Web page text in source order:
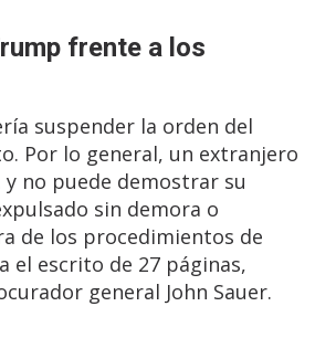
frente a los
suspender la orden del
Por lo general, un extranjero
y no puede demostrar su
sin demora o
de los procedimientos de
el escrito de 27 páginas,
general John Sauer.